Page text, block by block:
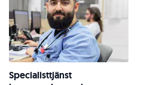
Specialisttjänst